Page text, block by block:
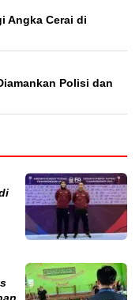
Angka Cerai di
Polisi dan